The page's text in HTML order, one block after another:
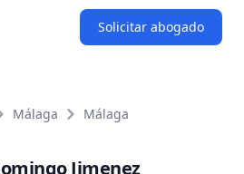
Solicitar abogado
Málaga Málaga
Jimenez